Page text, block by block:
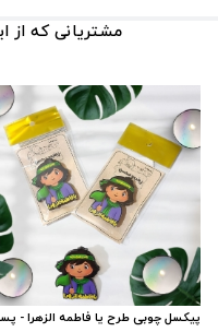
مشتریانی که از
پیکسل چوبی طرح یا فاطمه الزهرا -